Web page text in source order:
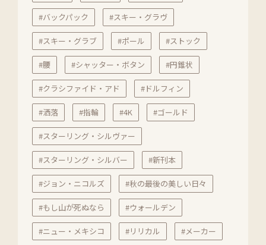
#バックパック #スキー・グラヴ
#スキー・グラブ #ポール #ストック
#腰 #シャッター・ボタン #円錐状
#クラシファイド・アド #ドルフィン
#洒落 #指輪 #4K #ゴールド
#スターリング・シルヴァー
#スターリング・シルバー #新刊本
#ジョン・ニコルズ #秋の最後の美しい日々
#もし山が死ぬなら #ウォールデン
#ニュー・メキシコ #リリカル #メーカー